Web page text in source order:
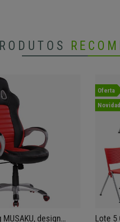
design
Oferta
Lote 5